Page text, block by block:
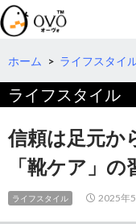
検
索
コ
テ
ツ
へ
ホーム > ライフスタイ
ライフスタイル
信頼は足元か
「靴ケア」の
ライフスタイル 2025年